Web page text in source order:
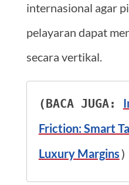
internasional agar
pelayaran dapat
secara vertikal.
(BACA JUGA:
Friction: Smart
Luxury Margins)